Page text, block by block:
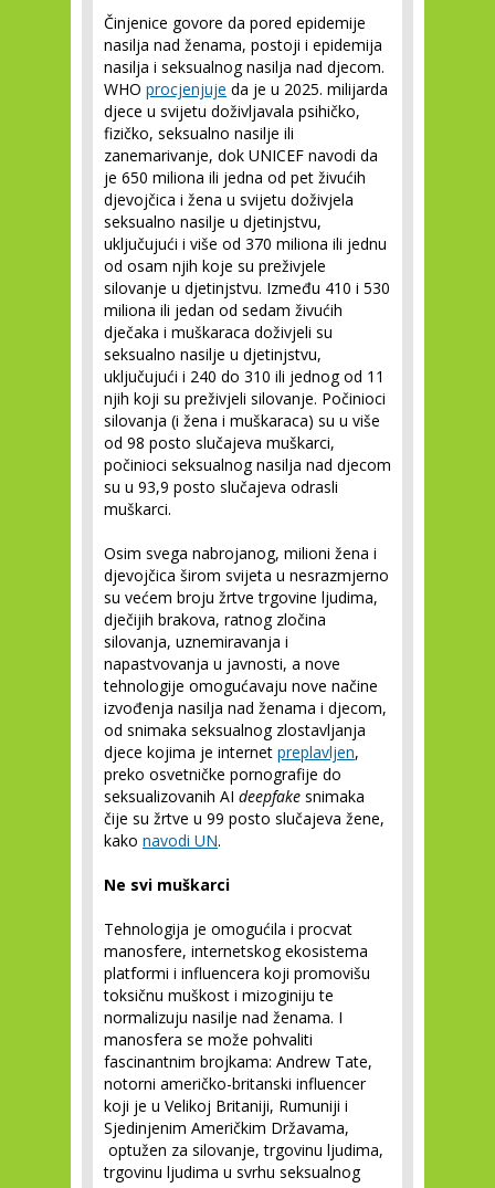
Činjenice govore da pored epidemije
nasilja nad ženama, postoji i epidemija
nasilja i seksualnog nasilja nad djecom.
WHO procjenjuje da je u 2025. milijarda
djece u svijetu doživljavala psihičko,
fizičko, seksualno nasilje ili
zanemarivanje, dok UNICEF navodi da
je 650 miliona ili jedna od pet živućih
djevojčica i žena u svijetu doživjela
seksualno nasilje u djetinjstvu,
uključujući i više od 370 miliona ili jednu
od osam njih koje su preživjele
silovanje u djetinjstvu. Između 410 i 530
miliona ili jedan od sedam živućih
dječaka i muškaraca doživjeli su
seksualno nasilje u djetinjstvu,
uključujući i 240 do 310 ili jednog od 11
njih koji su preživjeli silovanje. Počinioci
silovanja (i žena i muškaraca) su u više
od 98 posto slučajeva muškarci,
počinioci seksualnog nasilja nad djecom
su u 93,9 posto slučajeva odrasli
muškarci.
Osim svega nabrojanog, milioni žena i
djevojčica širom svijeta u nesrazmjerno
su većem broju žrtve trgovine ljudima,
dječijih brakova, ratnog zločina
silovanja, uznemiravanja i
napastvovanja u javnosti, a nove
tehnologije omogućavaju nove načine
izvođenja nasilja nad ženama i djecom,
od snimaka seksualnog zlostavljanja
djece kojima je internet preplavljen,
preko osvetničke pornografije do
seksualizovanih AI deepfake snimaka
čije su žrtve u 99 posto slučajeva žene,
kako navodi UN.
Ne svi muškarci
Tehnologija je omogućila i procvat
manosfere, internetskog ekosistema
platformi i influencera koji promovišu
toksičnu muškost i mizoginiju te
normalizuju nasilje nad ženama. I
manosfera se može pohvaliti
fascinantnim brojkama: Andrew Tate,
notorni američko-britanski influencer
koji je u Velikoj Britaniji, Rumuniji i
Sjedinjenim Američkim Državama,
optužen za silovanje, trgovinu ljudima,
trgovinu ljudima u svrhu seksualnog